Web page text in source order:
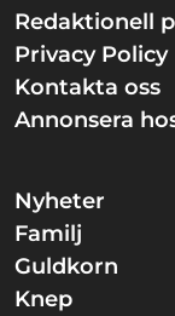
Redaktionell
Privacy Policy
Kontakta oss
Annonsera
Nyheter
Familj
Guldkorn
Knep